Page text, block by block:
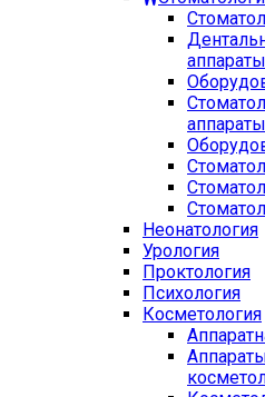
аппараты
аппараты
Неонатология
Урология
Проктология
Психология
Косметология